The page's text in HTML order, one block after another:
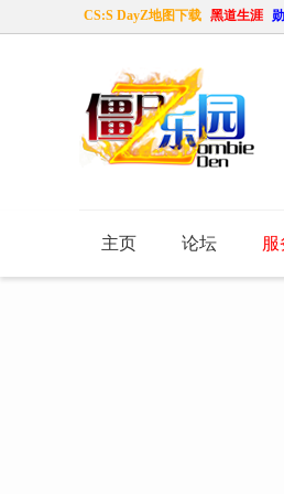
CS:S DayZ地图下载 黑道生涯
主页 论坛